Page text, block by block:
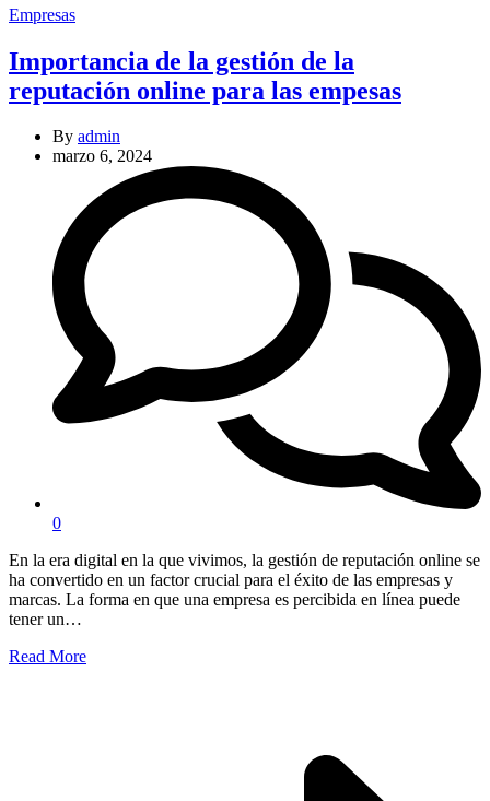
Categories
Empresas
Importancia de la gestión de la
reputación online para las empesas
By admin
marzo 6, 2024
0
En la era digital en la que vivimos, la gestión de reputación online se
ha convertido en un factor crucial para el éxito de las empresas y
marcas. La forma en que una empresa es percibida en línea puede
tener un…
Read More